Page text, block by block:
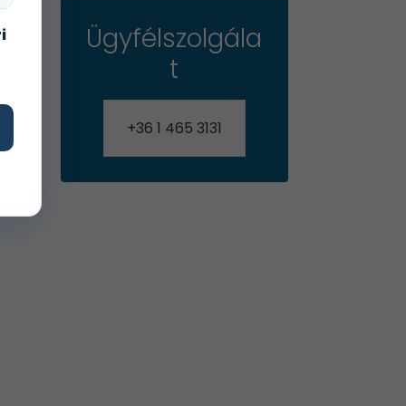
Ügyfélszolgála
t
+36 1 465 3131